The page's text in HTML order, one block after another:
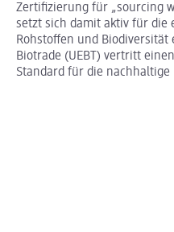
Zertifizierung für „sourcing
setzt sich damit aktiv für die
Rohstoffen und
Biotrade (UEBT) vertritt
Standard für die nachhaltige